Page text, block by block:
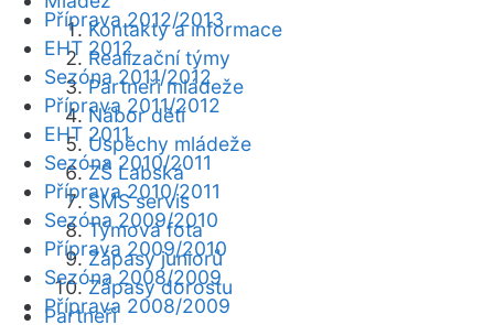
Kontakty a informace
Realizační týmy
Partneři mládeže
Nábor dětí
Úspěchy mládeže
ZŠ Labská
SMS servis
Týmová fota
Zápasy juniorů
Zápasy dorostu
Partneři
Příprava 2012/2013
EHT 2012
Sezóna 2011/2012
Příprava 2011/2012
EHT 2011
Sezóna 2010/2011
Příprava 2010/2011
Sezóna 2009/2010
Příprava 2009/2010
Sezóna 2008/2009
Příprava 2008/2009